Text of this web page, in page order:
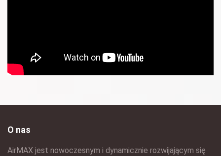
O nas
AirMAX jest nowoczesnym i dynamicznie rozwijającym się